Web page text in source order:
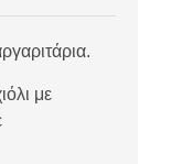
με